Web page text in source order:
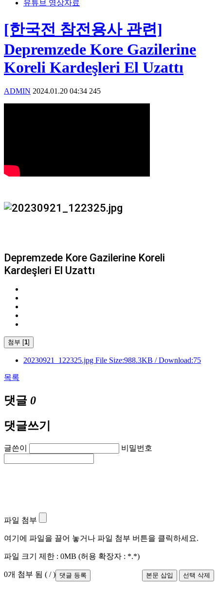
유튜브 영상자료
[한국전 참전용사 관련]
Depremzede Kore Gazilerine
Koreli Kardeşleri El Uzattı
ADMIN 2024.01.20 04:34 245
Depremzede Kore Gazilerine Koreli
Kardeşleri El Uzattı
첨부 [1]
20230921_122325.jpg File Size:988.3KB / Download:75
목록
댓글 0
댓글쓰기
글쓴이 비밀번호
파일 첨부
여기에 파일을 끌어 놓거나 파일 첨부 버튼을 클릭하세요.
파일 크기 제한 : 0MB (허용 확장자 : *.*)
0개 첨부 됨 ( /) 댓글 등록